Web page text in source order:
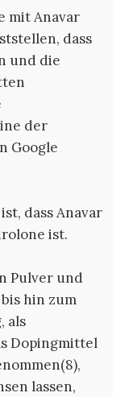
mit Anavar
dass
und die
der
Google
dass Anavar
ist.
Pulver und
hin zum
als
Dopingmittel
lassen,